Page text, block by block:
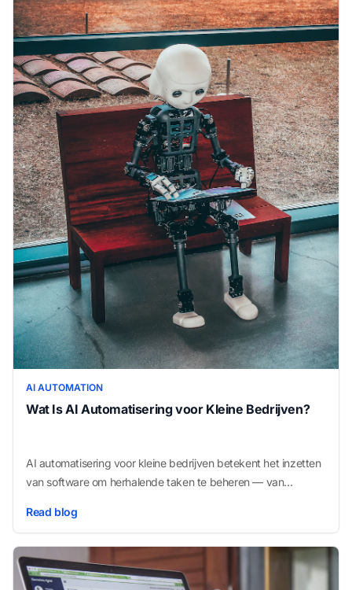
AI AUTOMATION
Wat Is AI Automatisering voor Kleine Bedrijven?
AI automatisering voor kleine bedrijven betekent het inzetten
van software om herhalende taken te beheren — van
richten op werk dat echt omzetgroei oplevert.
Read blog